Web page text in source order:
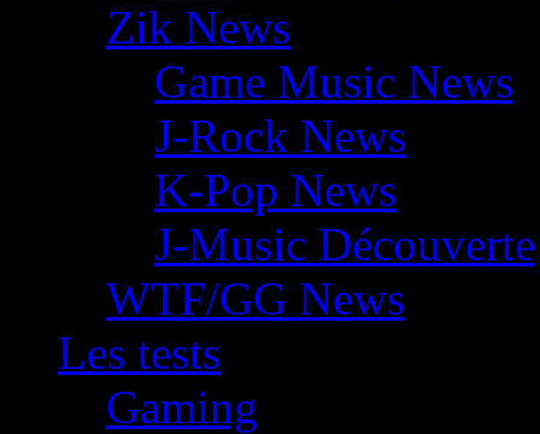
Zik News
Game Music News
J-Rock News
K-Pop News
J-Music Découverte
WTF/GG News
Les tests
Gaming